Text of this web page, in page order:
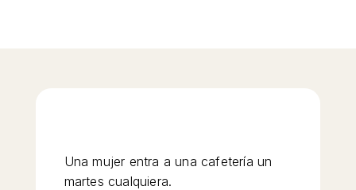
Una mujer entra a una cafetería un
martes cualquiera.